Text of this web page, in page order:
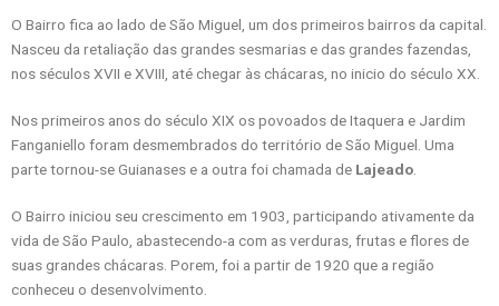
O Bairro fica ao lado de São Miguel, um dos primeiros bairros da capital.
Nasceu da retaliação das grandes sesmarias e das grandes fazendas,
nos séculos XVII e XVIII, até chegar às chácaras, no inicio do século XX.
Nos primeiros anos do século XIX os povoados de Itaquera e Jardim
Fanganiello foram desmembrados do território de São Miguel. Uma
parte tornou-se Guianases e a outra foi chamada de Lajeado
O Bairro iniciou seu crescimento em 1903, participando ativamente da
vida de São Paulo, abastecendo-a com as verduras, frutas e flores de
suas grandes chácaras. Porem, foi a partir de 1920 que a região
conheceu o desenvolvimento.